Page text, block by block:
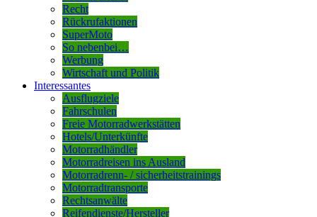
Recht
Rückrufaktionen
SuperMoto
So nebenbei…
Werbung
Wirtschaft und Politik
Interessantes
Ausflugziele
Fahrschulen
Freie Motorradwerkstätten
Hotels/Unterkünfte
Motorradhändler
Motorradreisen ins Ausland
Motorradrenn- / sicherheitstrainings
Motorradtransporte
Rechtsanwälte
Reifendienste/Hersteller